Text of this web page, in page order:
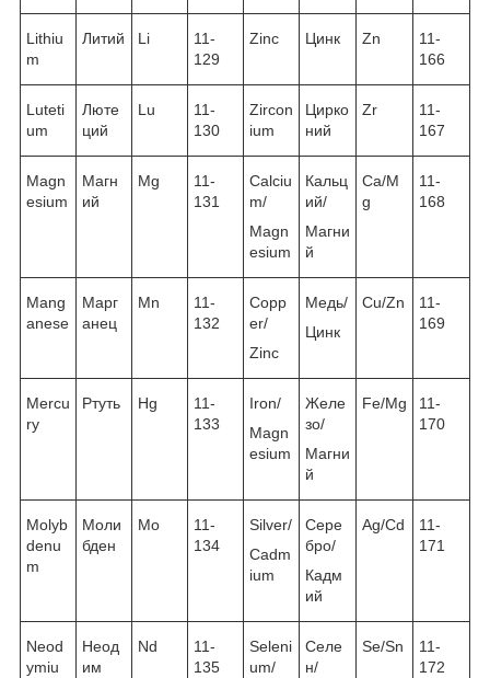
Lithiu
m
Литий Li
11-
129
Zinc Цинк Zn
11-
166
Luteti
um
Люте
ций
Lu
11-
130
Zircon
ium
Цирко
ний
Zr
11-
167
Magn
esium
Магн
ий
Mg
11-
131
Calciu
m/
Magn
esium
Кальц
ий/
Магни
й
Ca/M
g
11-
168
Mang
anese
Марг
анец
Mn
11-
132
Copp
er/
Zinc
Медь/
Цинк
Cu/Zn
11-
169
Mercu
ry
Ртуть Hg
11-
133
Iron/
Magn
esium
Желе
зо/
Магни
й
Fe/Mg
11-
170
Molyb
denu
m
Моли
бден
Mo
11-
134
Silver/
Cadm
ium
Сере
бро/
Кадм
ий
Ag/Cd
11-
171
Neod
ymiu
Неод
им
Nd
11-
135
Seleni
um/
Селе
н/
Se/Sn
11-
172